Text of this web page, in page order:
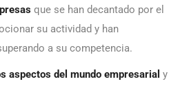
que se han decantado por el
su actividad y han
a su competencia.
aspectos del mundo empresarial y